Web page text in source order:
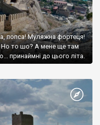
попса! Муляжна фортеця!
Но то шо? А мене ще там
принаймні до цього літа.